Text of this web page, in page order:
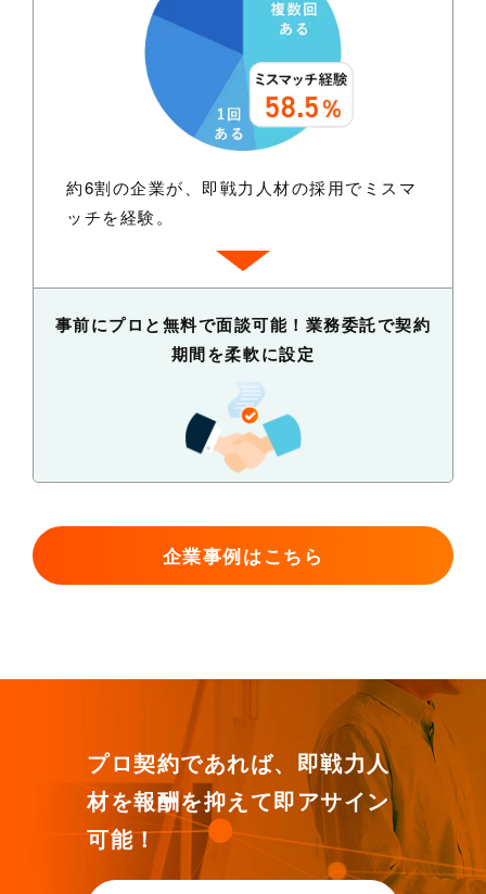
約6割の企業が、即戦力人材の採用でミスマ
ッチを経験。
事前にプロと無料で面談可能！業務委託で契約
期間を柔軟に設定
企業事例はこちら
プロ契約であれば、即戦力人
材を報酬を抑えて即アサイン
可能！